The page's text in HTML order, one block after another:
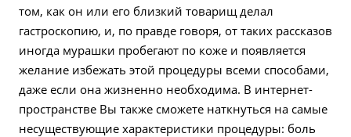
том, как он или его близкий товарищ делал
гастроскопию, и, по правде говоря, от таких рассказов
иногда мурашки пробегают по коже и появляется
желание избежать этой процедуры всеми способами,
даже если она жизненно необходима. В интернет-
пространстве Вы также сможете наткнуться на самые
несуществующие характеристики процедуры: боль